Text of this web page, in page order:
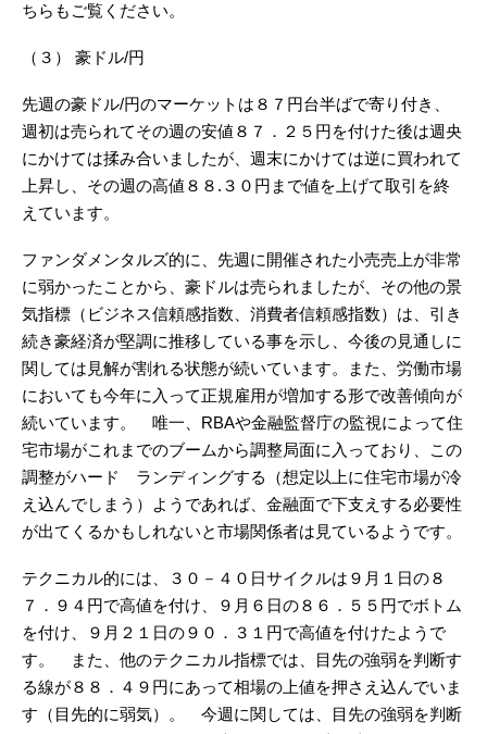
ちらもご覧ください。
（３） 豪ドル/円
先週の豪ドル/円のマーケットは８７円台半ばで寄り付き、
週初は売られてその週の安値８７．２５円を付けた後は週央
にかけては揉み合いましたが、週末にかけては逆に買われて
上昇し、その週の高値８８.３０円まで値を上げて取引を終
えています。
ファンダメンタルズ的に、先週に開催された小売売上が非常
に弱かったことから、豪ドルは売られましたが、その他の景
気指標（ビジネス信頼感指数、消費者信頼感指数）は、引き
続き豪経済が堅調に推移している事を示し、今後の見通しに
関しては見解が割れる状態が続いています。また、労働市場
においても今年に入って正規雇用が増加する形で改善傾向が
続いています。 唯一、RBAや金融監督庁の監視によって住
宅市場がこれまでのブームから調整局面に入っており、この
調整がハード ランディングする（想定以上に住宅市場が冷
え込んでしまう）ようであれば、金融面で下支えする必要性
が出てくるかもしれないと市場関係者は見ているようです。
テクニカル的には、３０－４０日サイクルは９月１日の８
７．９４円で高値を付け、９月６日の８６．５５円でボトム
を付け、９月２１日の９０．３１円で高値を付けたようで
す。 また、他のテクニカル指標では、目先の強弱を判断す
る線が８８．４９円にあって相場の上値を押さえ込んでいま
す（目先的に弱気）。 今週に関しては、目先の強弱を判断